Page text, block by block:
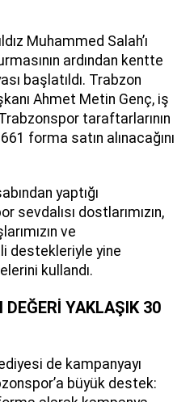
Muhammed Salah’ı
ardından kentte
başlatıldı. Trabzon
Ahmet Metin Genç, iş
taraftarlarının
forma satın alınacağını
yaptığı
sevdalısı dostlarımızın,
ve
destekleriyle yine
kullandı.
YAKLAŞIK 30
de kampanyayı
büyük destek: